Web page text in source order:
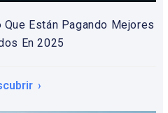
Están Pagando Mejores
En 2025